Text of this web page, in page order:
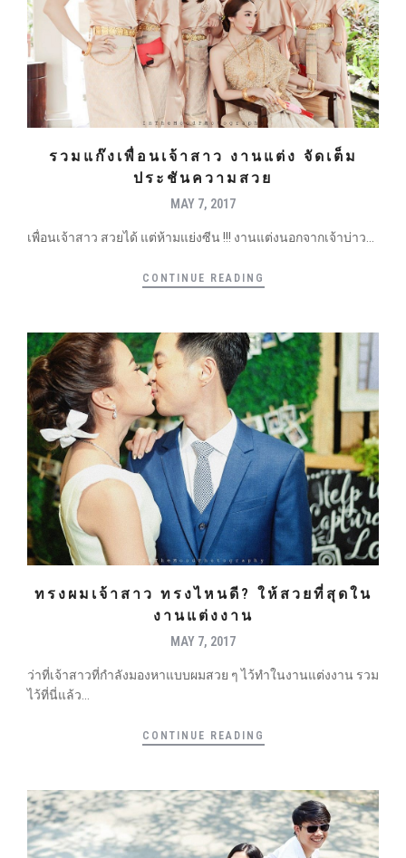
รวมแก๊งเพื่อนเจ้าสาว งานแต่ง จัดเต็ม
ประชันความสวย
MAY 7, 2017
เพื่อนเจ้าสาว สวยได้ แต่ห้ามแย่งซีน !!! งานแต่งนอกจากเจ้าบ่าว...
CONTINUE READING
ทรงผมเจ้าสาว ทรงไหนดี? ให้สวยที่สุดใน
งานแต่งงาน
MAY 7, 2017
ว่าที่เจ้าสาวที่กำลังมองหาแบบผมสวย ๆ ไว้ทำในงานแต่งงาน รวม
ไว้ที่นี่แล้ว...
CONTINUE READING